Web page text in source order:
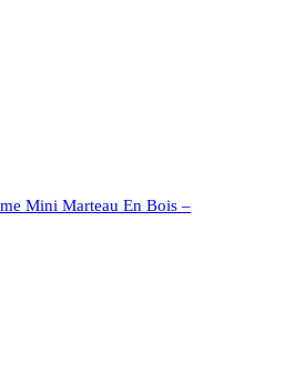
Mini Marteau En Bois –